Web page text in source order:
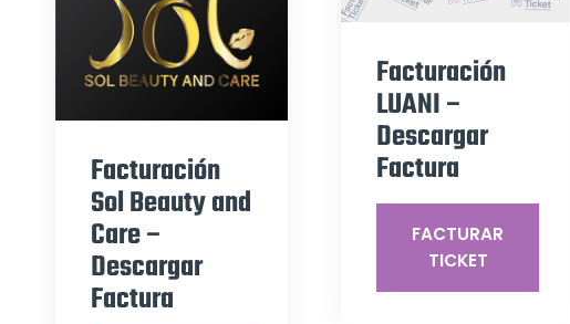
Facturación
Sol Beauty and
Care –
Descargar
Factura
Facturación
LUANI –
Descargar
Factura
FACTURAR
TICKET